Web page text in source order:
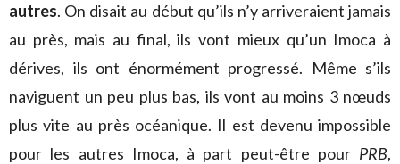
autres. On disait au début qu’ils n’y arriveraient jamais
au près, mais au final, ils vont mieux qu’un Imoca à
dérives, ils ont énormément progressé. Même s’ils
naviguent un peu plus bas, ils vont au moins 3 nœuds
plus vite au près océanique. Il est devenu impossible
pour les autres Imoca, à part peut-être pour PRB,